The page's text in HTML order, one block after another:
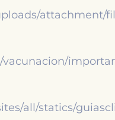
attachment/
all/statics/